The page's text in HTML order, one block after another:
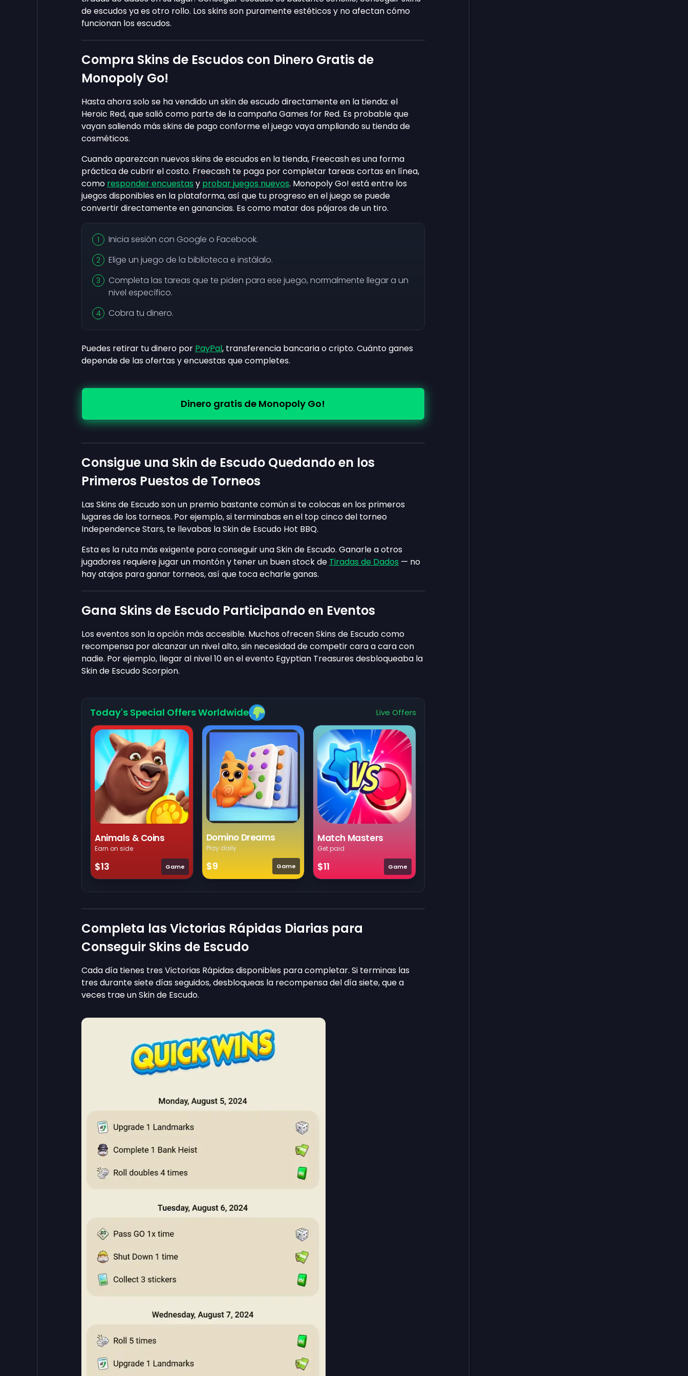
de escudos ya es otro rollo. Los skins son puramente estéticos y no afectan cómo
funcionan los escudos.
Compra Skins de Escudos con Dinero Gratis de
Monopoly Go!
Hasta ahora solo se ha vendido un skin de escudo directamente en la tienda: el
Heroic Red, que salió como parte de la campaña Games for Red. Es probable que
vayan saliendo más skins de pago conforme el juego vaya ampliando su tienda de
cosméticos.
Cuando aparezcan nuevos skins de escudos en la tienda, Freecash es una forma
práctica de cubrir el costo. Freecash te paga por completar tareas cortas en línea,
como responder encuestas y probar juegos nuevos. Monopoly Go! está entre los
juegos disponibles en la plataforma, así que tu progreso en el juego se puede
convertir directamente en ganancias. Es como matar dos pájaros de un tiro.
Inicia sesión con Google o Facebook.
Elige un juego de la biblioteca e instálalo.
Completa las tareas que te piden para ese juego, normalmente llegar a un
nivel específico.
Cobra tu dinero.
Puedes retirar tu dinero por PayPal, transferencia bancaria o cripto. Cuánto ganes
depende de las ofertas y encuestas que completes.
Dinero gratis de Monopoly Go!
Consigue una Skin de Escudo Quedando en los
Primeros Puestos de Torneos
Las Skins de Escudo son un premio bastante común si te colocas en los primeros
lugares de los torneos. Por ejemplo, si terminabas en el top cinco del torneo
Independence Stars, te llevabas la Skin de Escudo Hot BBQ.
Esta es la ruta más exigente para conseguir una Skin de Escudo. Ganarle a otros
jugadores requiere jugar un montón y tener un buen stock de Tiradas de Dados — no
hay atajos para ganar torneos, así que toca echarle ganas.
Gana Skins de Escudo Participando en Eventos
Los eventos son la opción más accesible. Muchos ofrecen Skins de Escudo como
recompensa por alcanzar un nivel alto, sin necesidad de competir cara a cara con
nadie. Por ejemplo, llegar al nivel 10 en el evento Egyptian Treasures desbloqueaba la
Skin de Escudo Scorpion.
Today's Special Offers Worldwide Live Offers
Animals & Coins
Earn on side
$13 Game
Domino Dreams
Play daily
$9 Game
Match Masters
Get paid
$11 Game
Completa las Victorias Rápidas Diarias para
Conseguir Skins de Escudo
Cada día tienes tres Victorias Rápidas disponibles para completar. Si terminas las
tres durante siete días seguidos, desbloqueas la recompensa del día siete, que a
veces trae un Skin de Escudo.